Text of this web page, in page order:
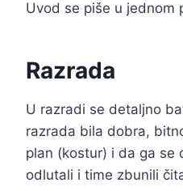
Uvod se piše u jednom
Razrada
U razradi se detaljno
razrada bila dobra,
plan (kostur) i da ga se
odlutali i time zbunili